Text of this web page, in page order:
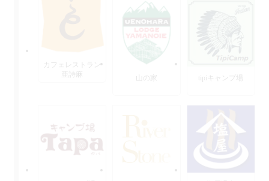
カフェレストラン
山の家 tipiキャンプ場